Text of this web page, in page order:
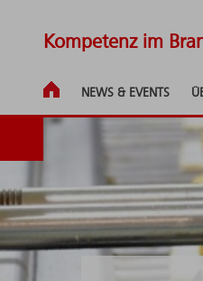
Kompetenz im
NEWS & EVENTS